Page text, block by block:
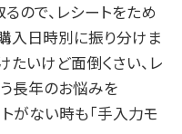
ので、レシートをため
入日時別に振り分けま
たいけど面倒くさい、レ
長年のお悩みを
がない時も「手入力モ